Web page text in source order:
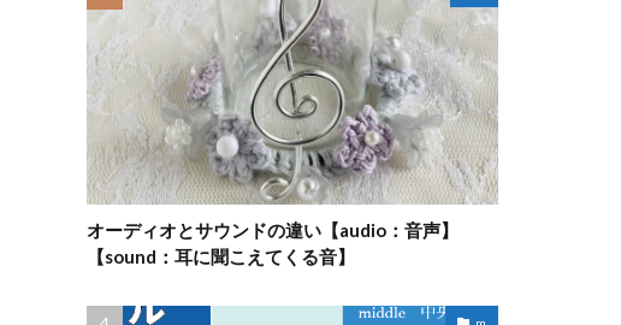
オーディオとサウンドの違い【audio：音声】
【sound：耳に聞こえてくる音】